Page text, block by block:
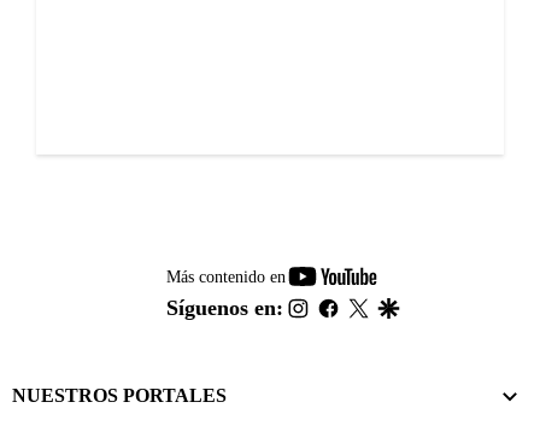
Más contenido en
youtube-
footer
Síguenos en: instagram
facebook
twitter
NUESTROS PORTALES